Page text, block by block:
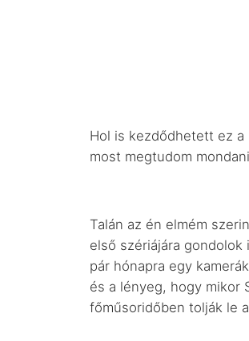
Hol is kezdődhetett ez
most megtudom
Talán az én elmém
első szériájára
pár hónapra egy
és a lényeg, hogy mikor
főműsoridőben tolják le